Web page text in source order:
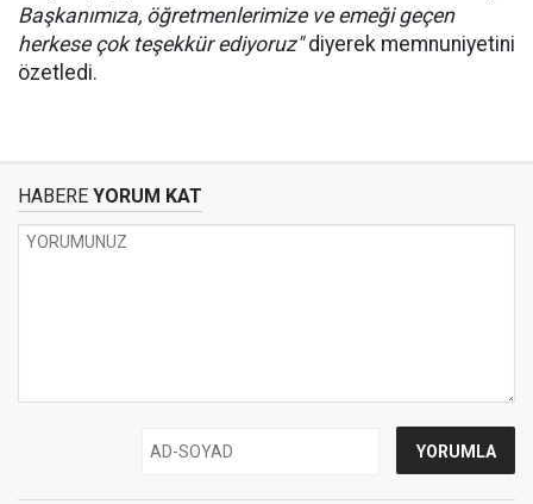
Başkanımıza, öğretmenlerimize ve emeği geçen
herkese çok teşekkür ediyoruz"diyerek memnuniyetini
özetledi.
HABERE YORUM KAT